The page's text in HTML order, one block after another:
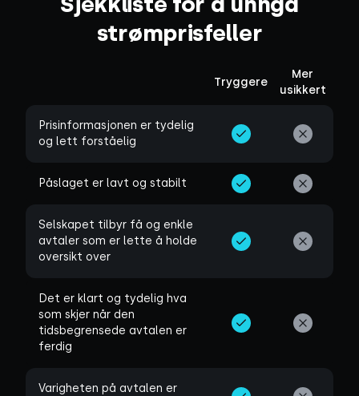
strømprisfeller
Tryggere
Mer
usikkert
Prisinformasjonen er tydelig
og lett forståelig
Påslaget er lavt og stabilt
Selskapet tilbyr få og enkle
avtaler som er lette å holde
oversikt over
Det er klart og tydelig hva
som skjer når den
tidsbegrensede avtalen er
ferdig
Varigheten på avtalen er